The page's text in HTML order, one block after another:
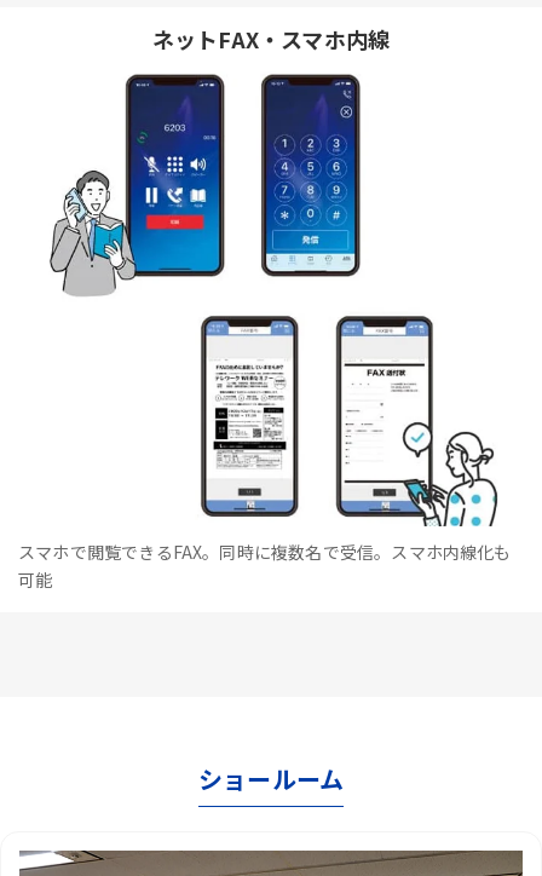
ネットFAX・スマホ内線
スマホで閲覧できるFAX。同時に複数名で受信。スマホ内線化も
可能
ショールーム